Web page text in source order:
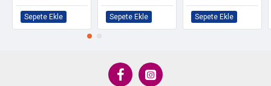
Sepete Ekle Sepete Ekle Sepete Ekle